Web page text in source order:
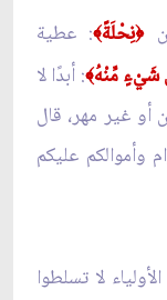
﴿نِحْلَةً﴾: عطية
شَيْءٍ مِّنْهُ﴾: أبدًا لا
غير مهر، قال
عليكم
لا تسلطوا